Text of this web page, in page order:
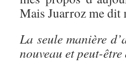
Mais Juarroz me dit
La seule manière
nouveau et peut-être